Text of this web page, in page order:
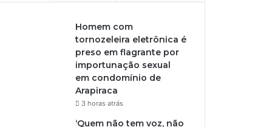
Homem com
tornozeleira eletrônica é
preso em flagrante por
importunação sexual
em condomínio de
Arapiraca
3 horas atrás
‘Quem não tem voz, não